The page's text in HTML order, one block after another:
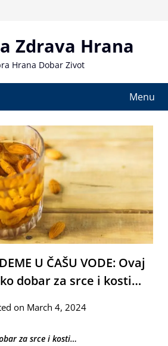
Zdrava Hrana
Hrana Dobar Zivot
Menu
U ČAŠU VODE: Ovaj
dobar za srce i kosti…
on March 4, 2024
za srce i kosti…